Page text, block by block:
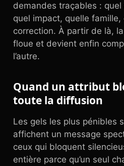
demandes traçables :
quel impact, quelle
correction. À partir de là,
floue et devient enfin
l’autre.
Quand un attribut
toute la diffusion
Les gels les plus pénibles
affichent un message
ceux qui bloquent
entière parce qu’un seul